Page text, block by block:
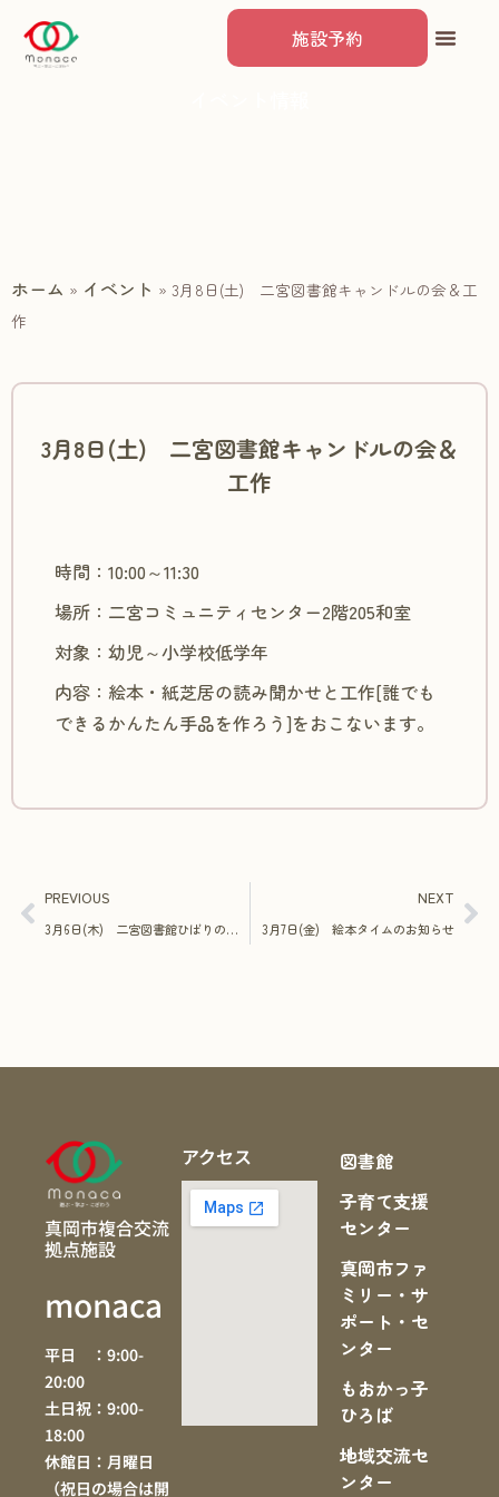
施設予約
ホーム » イベント » 3月8日(土) 二宮図書館キャンドルの会＆工
作
3月8日(土) 二宮図書館キャンドルの会＆
工作
時間：10:00～11:30
場所：二宮コミュニティセンター2階205和室
対象：幼児～小学校低学年
内容：絵本・紙芝居の読み聞かせと工作[誰でも
できるかんたん手品を作ろう]をおこないます。
PREVIOUS
3月6日(木) 二宮図書館ひばりの会のよみきかせのお知らせ
NEXT
3月7日(金) 絵本タイムのお知らせ
真岡市複合交流
拠点施設
monaca
平日 ：9:00-
20:00
土日祝：9:00-
18:00
休館日：月曜日
（祝日の場合は開
アクセス
図書館
子育て支援
センター
真岡市ファ
ミリー・サ
ポート・セ
ンター
もおかっ子
ひろば
地域交流セ
ンター